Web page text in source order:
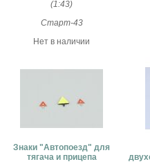
(1:43)
Старт-43
Нет в наличии
Знаки "Автопоезд" для
тягача и прицепа